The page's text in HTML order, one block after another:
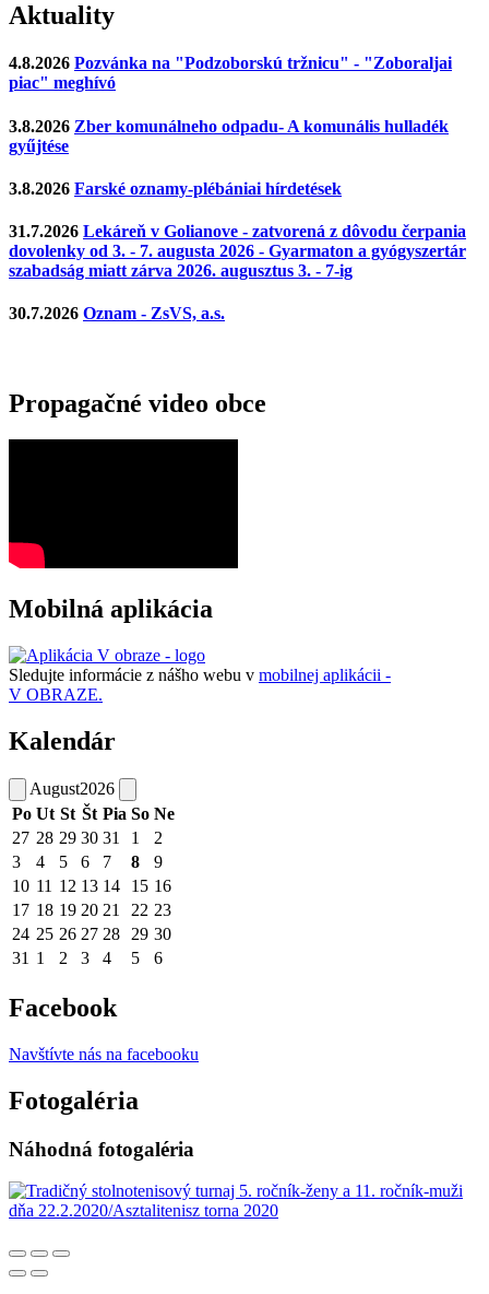
Aktuality
4.8.2026 Pozvánka na "Podzoborskú tržnicu" - "Zoboraljai
piac" meghívó
3.8.2026 Zber komunálneho odpadu- A komunális hulladék
gyűjtése
3.8.2026 Farské oznamy-plébániai hírdetések
31.7.2026 Lekáreň v Golianove - zatvorená z dôvodu čerpania
dovolenky od 3. - 7. augusta 2026 - Gyarmaton a gyógyszertár
szabadság miatt zárva 2026. augusztus 3. - 7-ig
30.7.2026 Oznam - ZsVS, a.s.
Propagačné video obce
Mobilná aplikácia
Sledujte informácie z nášho webu v mobilnej aplikácii -
V OBRAZE.
Kalendár
August2026
Po Ut St Št Pia So Ne
27 28 29 30 31 1
2
3
4 5 6 7 8
9
10 11 12 13 14 15 16
17 18 19 20 21 22 23
24 25 26 27 28 29 30
31 1 2 3 4 5 6
Facebook
Navštívte nás na facebooku
Fotogaléria
Náhodná fotogaléria